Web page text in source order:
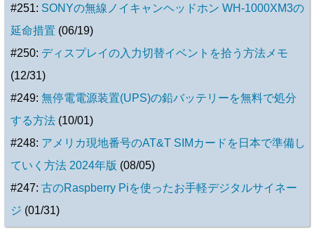
#251: SONYの無線ノイキャンヘッドホン WH-1000XM3の
延命措置 (06/19)
#250: ディスプレイの入力切替イベントを拾う方法メモ
(12/31)
#249: 無停電電源装置(UPS)の鉛バッテリーを無料で処分
する方法(10/01)
#248: アメリカ現地番号のAT&T SIMカードを日本で準備し
ていく方法 2024年版 (08/05)
#247: 古のRaspberry Piを使ったお手軽デジタルサイネー
ジ (01/31)